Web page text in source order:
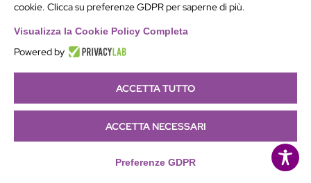
Condividi:
C
F
W
L
n
e
E
a
l
P
i
t
T
l
g
M
X
R
G
i
l
o
o
Articoli recenti
cookie. Clicca su preferenze GDPR per saperne di più.
Visualizza la Cookie Policy Completa
Powered by
ACCETTA TUTTO
ACCETTA NECESSARI
Preferenze GDPR